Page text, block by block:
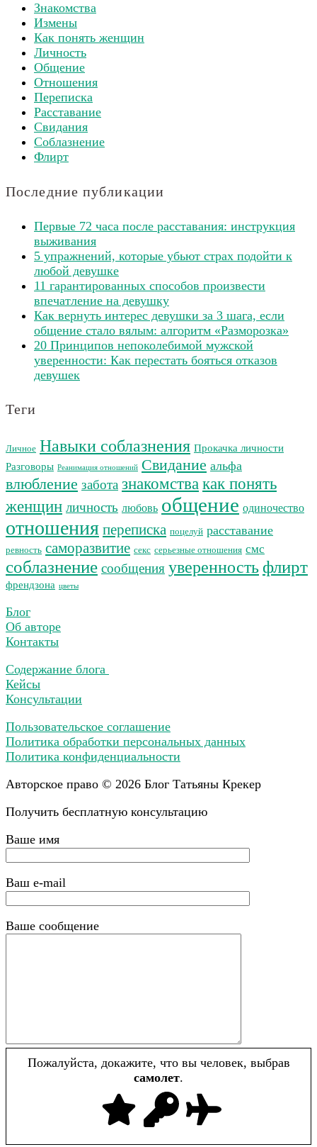
Знакомства
Измены
Как понять женщин
Личность
Общение
Отношения
Переписка
Расставание
Свидания
Соблазнение
Флирт
Последние публикации
Первые 72 часа после расставания: инструкция
выживания
5 упражнений, которые убьют страх подойти к
любой девушке
11 гарантированных способов произвести
впечатление на девушку
Как вернуть интерес девушки за 3 шага, если
общение стало вялым: алгоритм «Разморозка»
20 Принципов непоколебимой мужской
уверенности: Как перестать бояться отказов
девушек
Теги
Личное Навыки соблазнения Прокачка личности
Разговоры Реанимация отношений Свидание альфа
влюбление забота знакомства как понять
женщин личность любовь общение одиночество
отношения переписка поцелуй расставание
ревность саморазвитие секс серьезные отношения смс
соблазнение сообщения уверенность флирт
френдзона цветы
Блог
Об авторе
Контакты
Содержание блога
Кейсы
Консультации
Пользовательское соглашение
Политика обработки персональных данных
Политика конфиденциальности
Авторское право © 2026 Блог Татьяны Крекер
Получить бесплатную консультацию
Ваше имя
Ваш e-mail
Ваше сообщение
Пожалуйста, докажите, что вы человек, выбрав
самолет.